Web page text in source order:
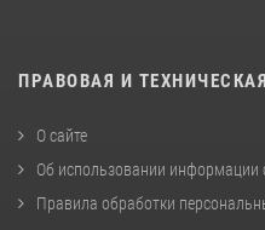
ПРАВОВАЯ И
О сайте
Об использовании информации
Правила обработки